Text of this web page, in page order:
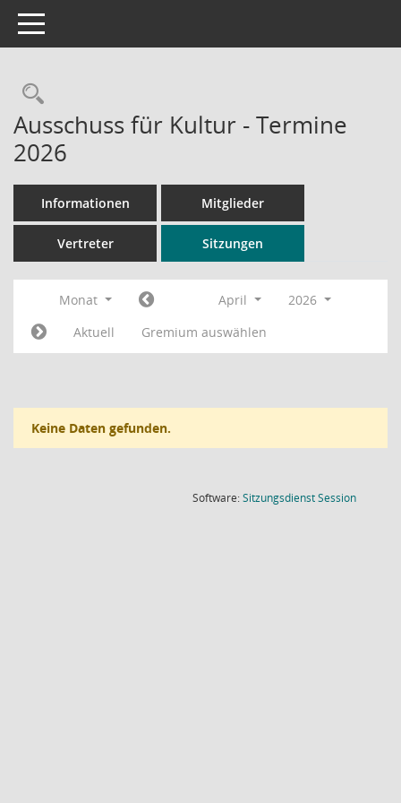
Toggle navigation
Rechercheauswahl
Ausschuss für Kultur - Termine
2026
Informationen Mitglieder
Vertreter Sitzungen
Monat April
2026
Aktuell
Gremium auswählen
Keine Daten gefunden.
Software:SitzungsdienstSession(Wird in